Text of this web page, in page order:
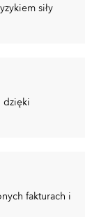
siły
dzięki
fakturach i